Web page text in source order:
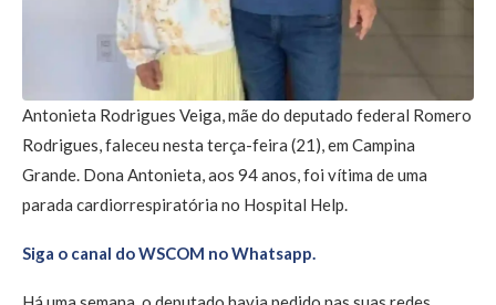
Antonieta Rodrigues Veiga, mãe do deputado federal Romero
Rodrigues, faleceu nesta terça-feira (21), em Campina
Grande. Dona Antonieta, aos 94 anos, foi vítima de uma
parada cardiorrespiratória no Hospital Help.
Siga o canal do WSCOM no Whatsapp.